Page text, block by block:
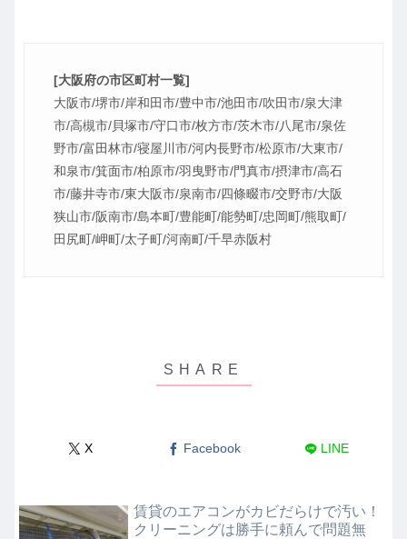
[大阪府の市区町村一覧]
大阪市/堺市/岸和田市/豊中市/池田市/吹田市/泉大津
市/高槻市/貝塚市/守口市/枚方市/茨木市/八尾市/泉佐
野市/富田林市/寝屋川市/河内長野市/松原市/大東市/
和泉市/箕面市/柏原市/羽曳野市/門真市/摂津市/高石
市/藤井寺市/東大阪市/泉南市/四條畷市/交野市/大阪
狭山市/阪南市/島本町/豊能町/能勢町/忠岡町/熊取町/
田尻町/岬町/太子町/河南町/千早赤阪村
X Facebook LINE
賃貸のエアコンがカビだらけで汚い！
クリーニングは勝手に頼んで問題無